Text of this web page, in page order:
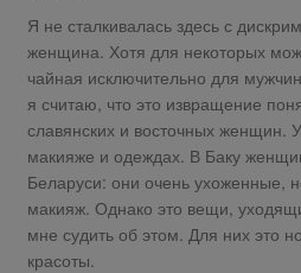
Я не сталкивалась здесь с
женщина. Хотя для некоторых
чайная исключительно для
я считаю, что это извращение
славянских и восточных женщин.
макияже и одеждах. В Баку
Беларуси: они очень ухоженные,
макияж. Однако это вещи,
мне судить об этом. Для них это
красоты.